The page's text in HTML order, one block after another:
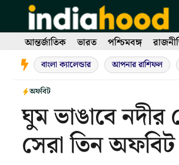
contentআন্তর্জাতিক ভারত পশ্চিমবঙ্গ
বাংলা ক্যালেন্ডার আপনার রাশিফল
অফবিট
ঘুম ভাঙাবে
সেরা তিন অফবিট